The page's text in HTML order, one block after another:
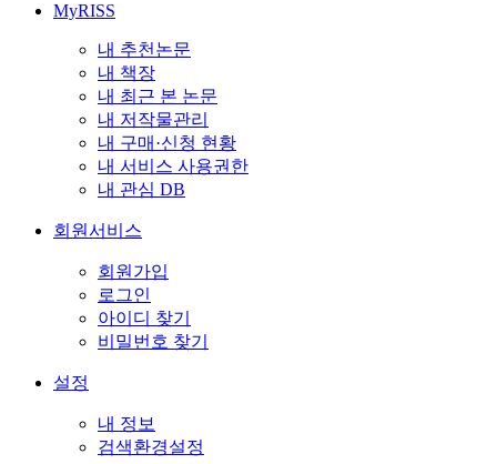
MyRISS
내 추천논문
내 책장
내 최근 본 논문
내 저작물관리
내 구매·신청 현황
내 서비스 사용권한
내 관심 DB
회원서비스
회원가입
로그인
아이디 찾기
비밀번호 찾기
설정
내 정보
검색환경설정